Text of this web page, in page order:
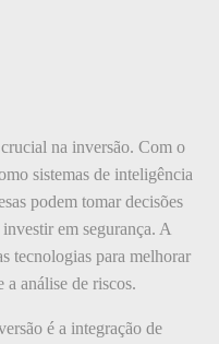
na inversão. Com o
sistemas de inteligência
podem tomar decisões
em segurança. A
tecnologias para melhorar
a análise de riscos.
é a integração de